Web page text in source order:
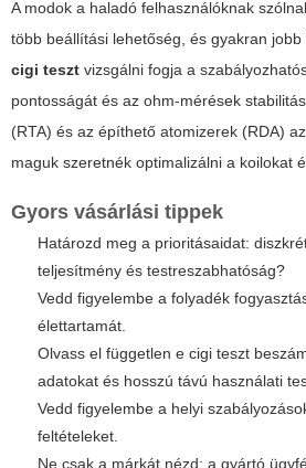
A modok a haladó felhasználóknak
több beállítási lehetőség, és gyakran
cigi teszt vizsgálni fogja a
pontosságát és az ohm-mérések
(RTA) és az építhető atomizerek (RDA)
maguk szeretnék optimalizálni a koilokat
Gyors vásárlási tippek
Határozd meg a prioritásaidat:
teljesítmény és testreszabhatóság?
Vedd figyelembe a folyadék
élettartamát.
Olvass el független e cigi teszt
adatokat és hosszú távú használati
Vedd figyelembe a helyi
feltételeket.
Ne csak a márkát nézd: a gyártó